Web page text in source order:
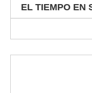
EL TIEMPO EN